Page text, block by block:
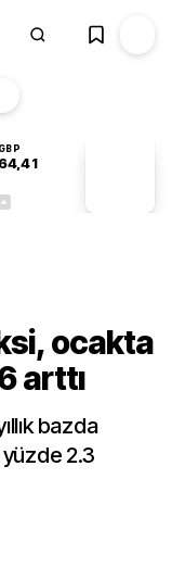
GBP
64,41
ocakta
arttı
bazda
2.3